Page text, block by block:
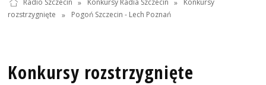
Radio Szczecin » Konkursy Radia Szczecin »
Konkursy
rozstrzygnięte
» Pogoń Szczecin - Lech Poznań
Konkursy rozstrzygnięte